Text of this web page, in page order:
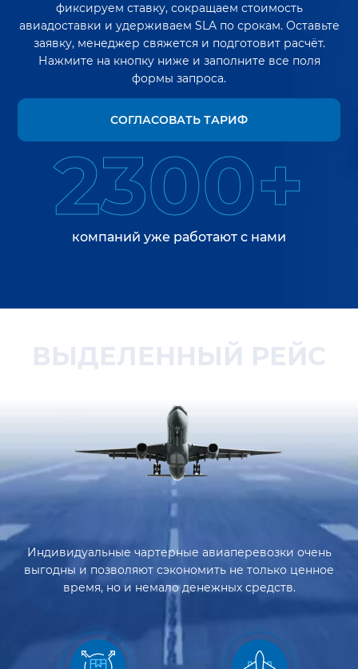
фиксируем ставку, сокращаем стоимость
авиадоставки и удерживаем SLA по срокам. Оставьте
заявку, менеджер свяжется и подготовит расчёт.
Нажмите на кнопку ниже и заполните все поля
формы запроса.
СОГЛАСОВАТЬ ТАРИФ
2300+
компаний уже работают с нами
ВЫДЕЛЕННЫЙ РЕЙС
Индивидуальные чартерные авиаперевозки очень
выгодны и позволяют сэкономить не только ценное
время, но и немало денежных средств.